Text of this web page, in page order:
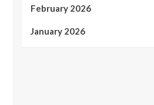
February 2026
January 2026